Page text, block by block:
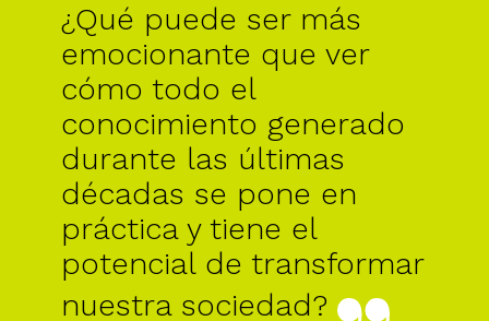
¿Qué puede ser más
emocionante que ver
cómo todo el
conocimiento generado
durante las últimas
décadas se pone en
práctica y tiene el
potencial de transformar
nuestra sociedad?